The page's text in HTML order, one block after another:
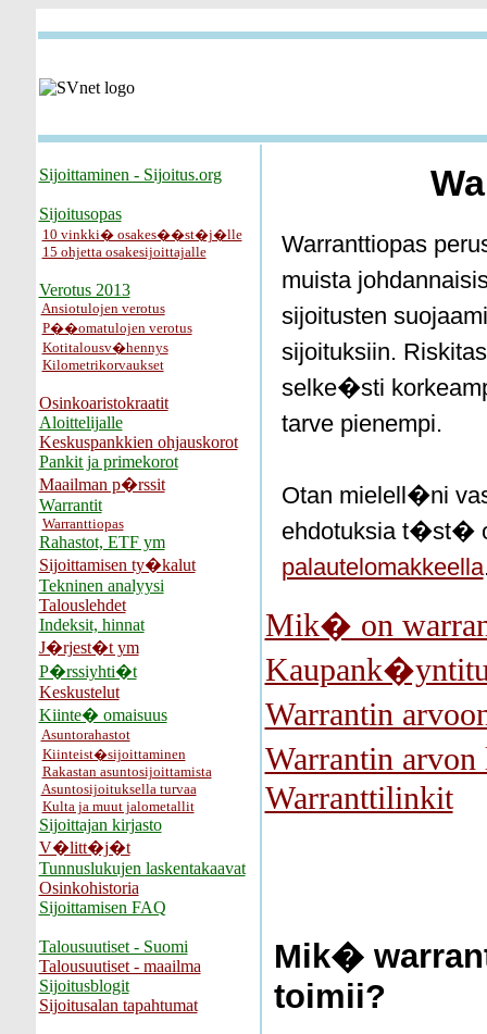
Sijoittaminen - Sijoitus.org
Sijoitusopas
10 vinkki� osakes��st�j�lle
15 ohjetta osakesijoittajalle
Verotus 2013
Ansiotulojen verotus
P��omatulojen verotus
Kotitalousv�hennys
Kilometrikorvaukset
Osinkoaristokraatit
Aloittelijalle
Keskuspankkien ohjauskorot
Pankit ja primekorot
Maailman p�rssit
Warrantit
Warranttiopas
Rahastot, ETF ym
Sijoittamisen ty�kalut
Tekninen analyysi
Talouslehdet
Indeksit, hinnat
J�rjest�t ym
P�rssiyhti�t
Keskustelut
Kiinte� omaisuus
Asuntorahastot
Kiinteist�sijoittaminen
Rakastan asuntosijoittamista
Asuntosijoituksella turvaa
Kulta ja muut jalometallit
Sijoittajan kirjasto
V�litt�j�t
Tunnuslukujen laskentakaavat
Osinkohistoria
Sijoittamisen FAQ
Talousuutiset - Suomi
Talousuutiset - maailma
Sijoitusblogit
Sijoitusalan tapahtumat
Warranttiopas
muista
sijoitusten
sijoituksiin.
selke�sti
tarve pienempi.
Otan mielell�ni
ehdotuksia t�st�
palautelomakkeella
Mik� on
Warrantin
Warrantin
Warranttilinkit
Mik�
toimii?